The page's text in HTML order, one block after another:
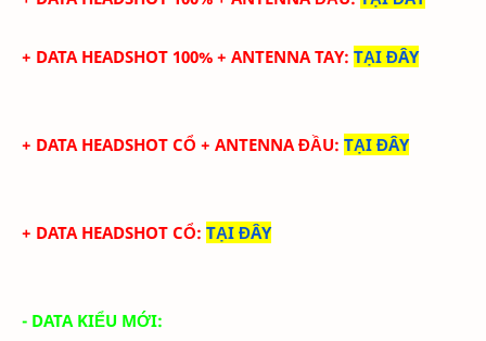
+ DATA HEADSHOT 100% + ANTENNA TAY: TẠI ĐÂY
+ DATA HEADSHOT CỔ + ANTENNA ĐẦU: TẠI ĐÂY
+ DATA HEADSHOT CỔ: TẠI ĐÂY
- DATA KIỂU MỚI: